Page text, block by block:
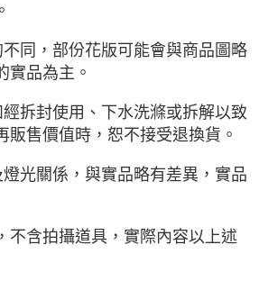
不同，部份花版可能會與商品圖略
實品為主。
拆封使用、下水洗滌或拆解以致
販售價值時，恕不接受退換貨。
光關係，與實品略有差異，實品
不含拍攝道具，實際內容以上述